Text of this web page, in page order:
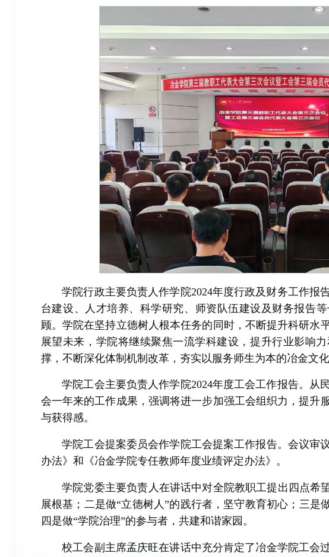
学院行政主要负责人作学院2024年度行政及财务工作报
台建设、人才培养、科学研究、师资队伍建设及财务报告
顾。学院在坚持立德树人根本任务的同时，不断提升科研水
展望未来，学院将继续聚焦一流学科建设，提升行业影响
撑，不断深化体制机制改革，夯实以服务师生为本的冶金文
学院工会主要负责人作学院2024年度工会工作报告。从
会一年来的工作成果，强调将进一步加强工会组织力，提升
与获得感。
学院工会提案委员会作学院工会提案工作报告。会议审
办法》和《冶金学院专任教师年度业绩评定办法》。
学院党委主要负责人在讲话中对全院教职工提出四点希
展根基；二是做“立德树人”的践行者，坚守教育初心；三是
四是做“学院治理”的参与者，共建和谐家园。
校工会副主席孟庆旺在讲话中充分肯定了冶金学院工会